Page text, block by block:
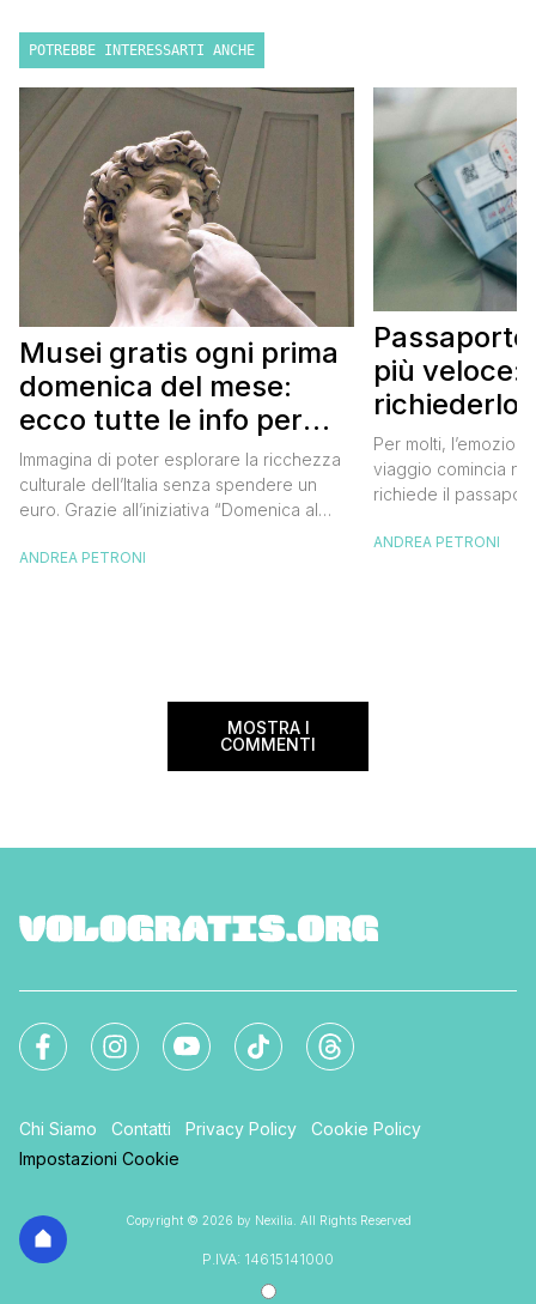
POTREBBE INTERESSARTI ANCHE
Musei gratis ogni prima
domenica del mese:
ecco tutte le info per
approfittarne
Immagina di poter esplorare la ricchezza
culturale dell’Italia senza spendere un
euro. Grazie all’iniziativa “Domenica al
mano. Ogni prima domenica del mese, tutti
ANDREA PETRONI
più veloce:
richiederlo
Per molti,
viaggio comincia
richiede il
ottenimento di
ANDREA PETRONI
MOSTRA I
COMMENTI
Chi Siamo Contatti Privacy Policy
Cookie Policy
Impostazioni Cookie
Copyright © 2026 by Nexilia. All Rights Reserved
P.IVA: 14615141000